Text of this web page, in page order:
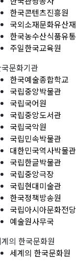
한국콘텐츠진흥원
국외소재문화유산
한국농수산식품유
주일한국교육원
문화기관
한국예술종합학교
국립중앙박물관
국립국어원
국립중앙도서관
국립국악원
국립민속박물관
대한민국역사박물관
국립한글박물관
국립중앙극장
국립현대미술관
한국정책방송원
국립아시아문화전당
예술원사무국
의 한국문화원
세계의 한국문화원